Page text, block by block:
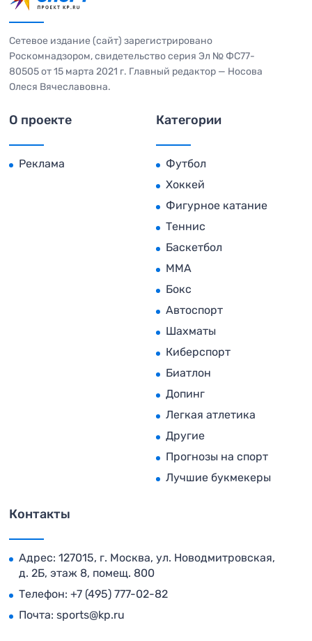
Сетевое издание (сайт) зарегистрировано
Роскомнадзором, свидетельство серия Эл № ФС77-
80505 от 15 марта 2021 г. Главный редактор — Носова
Олеся Вячеславовна.
О проекте
Реклама
Категории
Футбол
Хоккей
Фигурное катание
Теннис
Баскетбол
MMA
Бокс
Автоспорт
Шахматы
Киберспорт
Биатлон
Допинг
Легкая атлетика
Другие
Прогнозы на спорт
Лучшие букмекеры
Контакты
Адрес: 127015, г. Москва, ул. Новодмитровская,
д. 2Б, этаж 8, помещ. 800
Телефон: +7 (495) 777-02-82
Почта: sports@kp.ru